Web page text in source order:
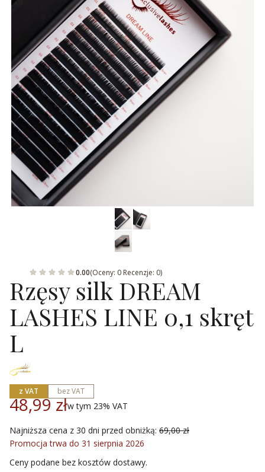
0.00(Oceny: 0 Recenzje: 0)
Rzęsy silk DREAM
LASHES LINE 0,1 skręt
L
z VAT bez VAT
48,99 złw tym 23% VAT
w tym 23% VAT
Najniższa cena z 30 dni przed obniżką: 69,00 zł
Promocja trwa do 31 sierpnia 2026
Ceny podane bez kosztów dostawy.